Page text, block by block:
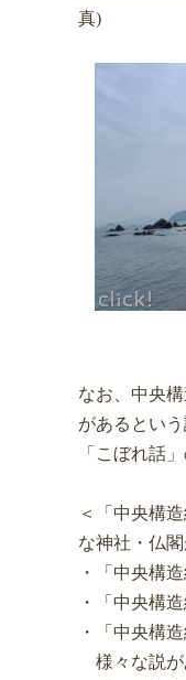
真)
なお、中央
があるとい
「こぼれ話
＜「中央構
な神社・仏
・「中央構
・「中央構
・「中央構
様々な説が